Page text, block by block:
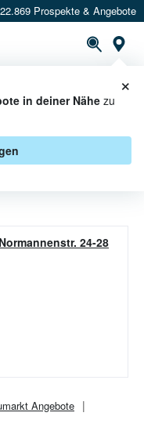
Prospekte & Angebote
in deiner Nähezu
×
&
Normannenstr. 24-28
Angebote